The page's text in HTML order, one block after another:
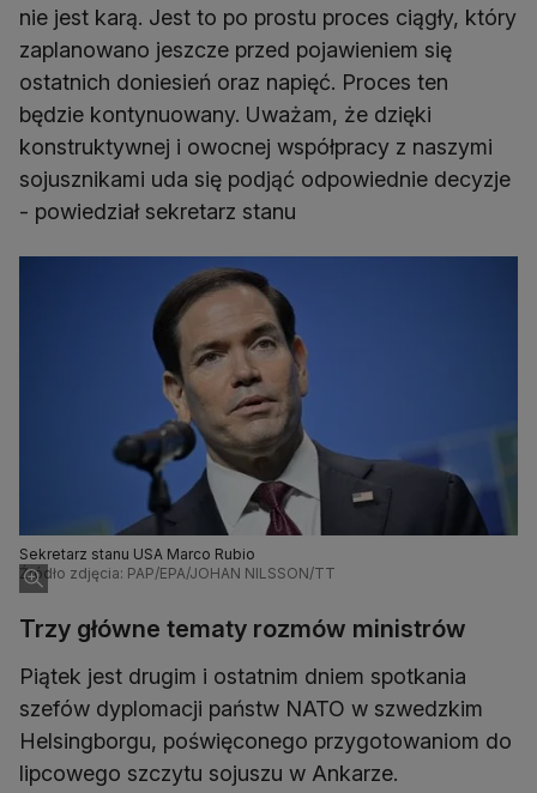
nie jest karą. Jest to po prostu proces ciągły, który
zaplanowano jeszcze przed pojawieniem się
ostatnich doniesień oraz napięć. Proces ten
będzie kontynuowany. Uważam, że dzięki
konstruktywnej i owocnej współpracy z naszymi
sojusznikami uda się podjąć odpowiednie decyzje
- powiedział sekretarz stanu
Sekretarz stanu USA Marco Rubio
Źródło zdjęcia: PAP/EPA/JOHAN NILSSON/TT
Trzy główne tematy rozmów ministrów
Piątek jest drugim i ostatnim dniem spotkania
szefów dyplomacji państw NATO w szwedzkim
Helsingborgu, poświęconego przygotowaniom do
lipcowego szczytu sojuszu w Ankarze.